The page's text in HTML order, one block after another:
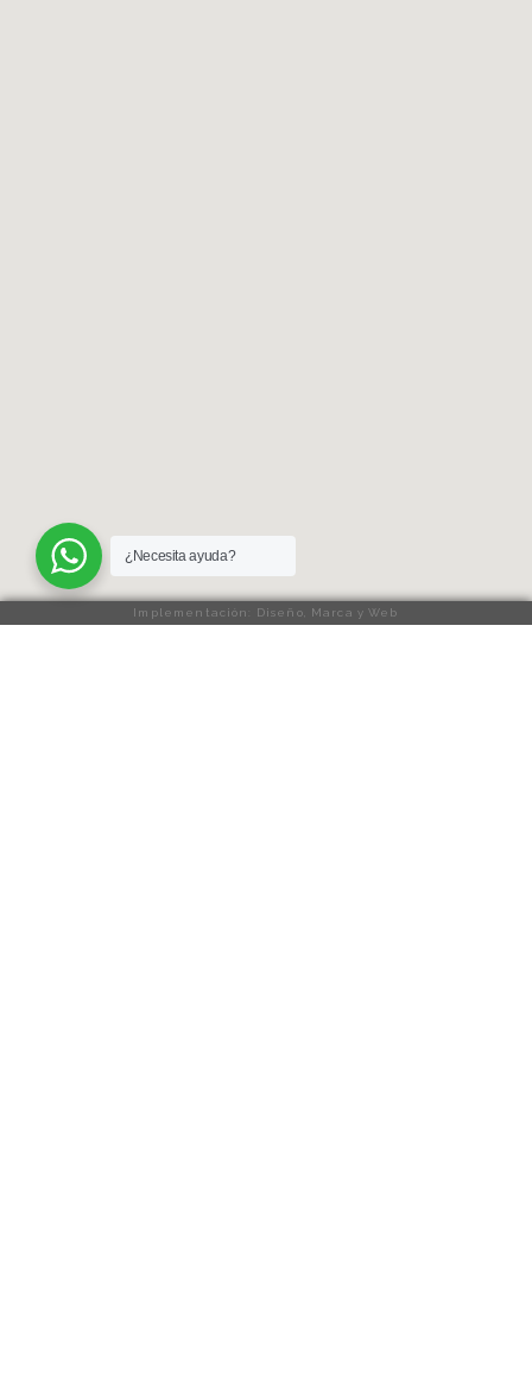
¿Necesita ayuda?
Implementación: Diseño, Marca y Web